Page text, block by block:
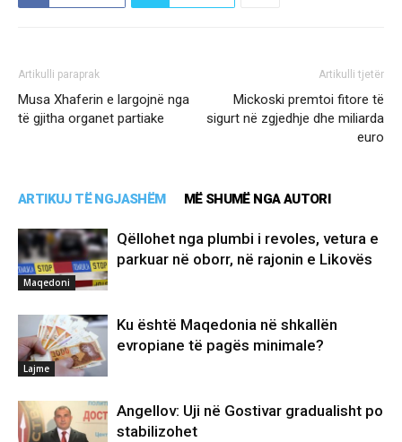
Artikulli paraprak
Musa Xhaferin e largojnë nga
të gjitha organet partiake
Artikulli tjetër
Mickoski premtoi fitore të
sigurt në zgjedhje dhe miliarda
euro
ARTIKUJ TË NGJASHËM MË SHUMË NGA AUTORI
Maqedoni
Qëllohet nga plumbi i revoles, vetura e
parkuar në oborr, në rajonin e Likovës
Lajme
Ku është Maqedonia në shkallën
evropiane të pagës minimale?
Angellov: Uji në Gostivar gradualisht po
stabilizohet